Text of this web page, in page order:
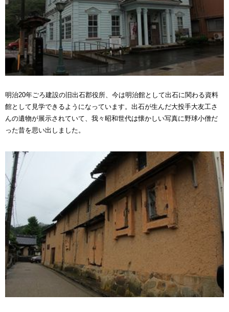
明治20年ごろ建設の旧出石郡役所、今は明治館として出石に関わる資料
館として見学できるようになっています。出石が生んだ大投手大友工さ
んの遺物が展示されていて、我々昭和世代は懐かしい写真に野球小僧だ
った昔を思い出しました。